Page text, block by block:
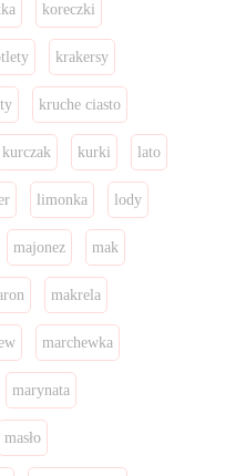
koreczki
krakersy
kruche ciasto
kurczak kurki lato
limonka lody
majonez mak
makrela
marchewka
marynata
masło